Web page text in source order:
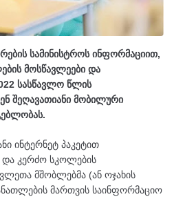
სამინისტროს ინფორმაციით,
მოსწავლეები და
სასწავლო წლის
შეღავათიანი მობილური
ინტერნეტ პაკეტით
და კერძო სკოლების
მშობლებმა (ან ოჯახის
მართვის საინფორმაციო